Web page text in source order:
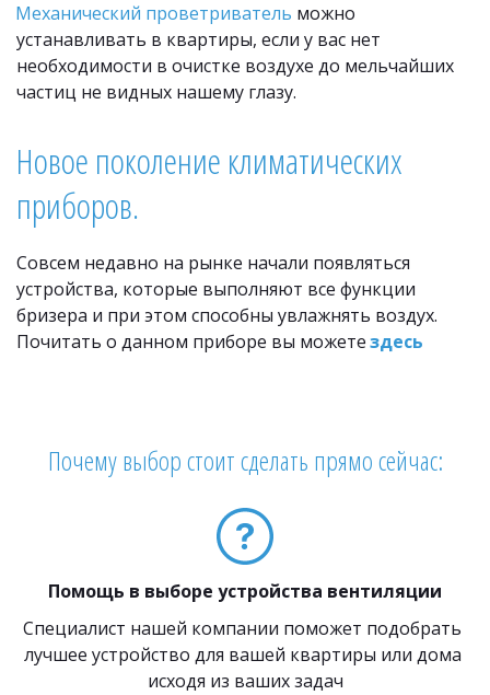
Механический проветриватель можно
устанавливать в квартиры, если у вас нет
необходимости в очистке воздухе до мельчайших
частиц не видных нашему глазу.
Новое поколение климатических
приборов.
Совсем недавно на рынке начали появляться
устройства, которые выполняют все функции
бризера и при этом способны увлажнять воздух.
Почитать о данном приборе вы можете здесь
Почему выбор стоит сделать прямо сейчас:
Помощь в выборе устройства вентиляции
Специалист нашей компании поможет подобрать
лучшее устройство для вашей квартиры или дома
исходя из ваших задач